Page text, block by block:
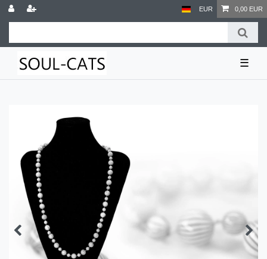
EUR 0,00 EUR
☰